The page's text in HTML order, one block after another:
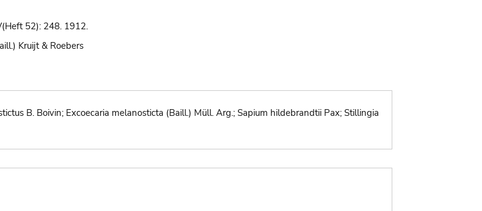
52): 248. 1912.
Kruijt & Roebers
B. Boivin; Excoecaria melanosticta (Baill.) Müll. Arg.; Sapium hildebrandtii Pax; Stillingia